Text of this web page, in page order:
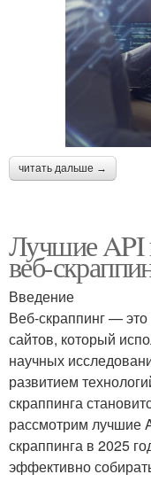
читать дальше →
Лучшие API
веб-
Введение
Веб-скраппинг —
сайтов, который
научных
развитием
скраппинга
рассмотрим лучшие
скраппинга в 2025
эффективно